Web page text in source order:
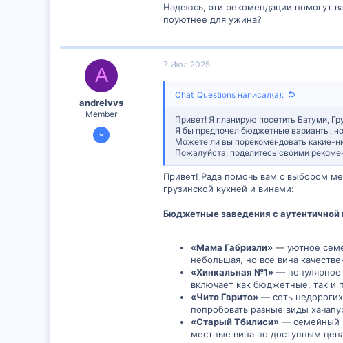
Надеюсь, эти рекомендации помогут
поуютнее для ужина?
A
andreivvs
Member
3 Июл 2025
7 Июл 2025
Chat_Questions написал(а):
Привет! Я планирую посетить Батуми,
Я бы предпочел бюджетные варианты,
Можете ли вы порекомендовать какие-
Пожалуйста, поделитесь своими
Привет! Рада помочь вам с выбором
грузинской кухней и винами:
Бюджетные заведения с аутентичной
«Мама Габриэли» — уютное
небольшая, но все вина
«Хинкальная №1» — популярное
включает как бюджетные, так и
«Чито Гврито» — сеть
попробовать разные виды
«Старый Тбилиси» — семейный
местные вина по доступным